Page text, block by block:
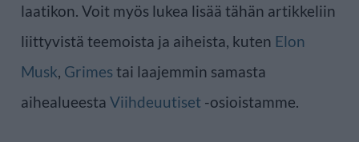
laatikon. Voit myös lukea lisää tähän artikkeliin
liittyvistä teemoista ja aiheista, kuten Elon
Musk, Grimes tai laajemmin samasta
aihealueesta Viihdeuutiset -osioistamme.